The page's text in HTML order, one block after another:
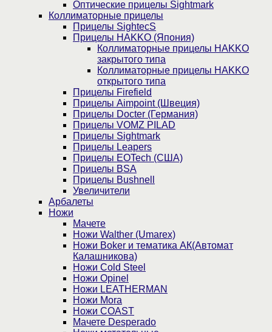
Оптические прицелы Sightmark
Коллиматорные прицелы
Прицелы SightecS
Прицелы HAKKO (Япония)
Коллиматорные прицелы HAKKO
закрытого типа
Коллиматорные прицелы HAKKO
открытого типа
Прицелы Firefield
Прицелы Aimpoint (Швеция)
Прицелы Docter (Германия)
Прицелы VOMZ PILAD
Прицелы Sightmark
Прицелы Leapers
Прицелы EOTech (США)
Прицелы BSA
Прицелы Bushnell
Увеличители
Арбалеты
Ножи
Мачете
Ножи Walther (Umarex)
Ножи Boker и тематика АК(Автомат
Калашникова)
Ножи Cold Steel
Ножи Opinel
Ножи LEATHERMAN
Ножи Mora
Ножи COAST
Мачете Desperado